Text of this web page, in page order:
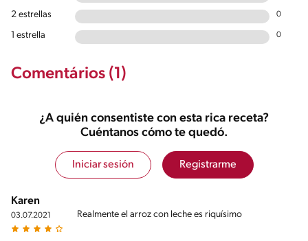
2 estrellas 0
1 estrella 0
Comentários (1)
¿A quién consentiste con esta rica receta?
Cuéntanos cómo te quedó.
Iniciar sesión Registrarme
Karen
03.07.2021 Realmente el arroz con leche es riquísimo